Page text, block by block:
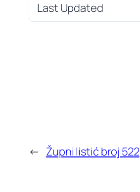
Last Updated
← Župni listić broj 522